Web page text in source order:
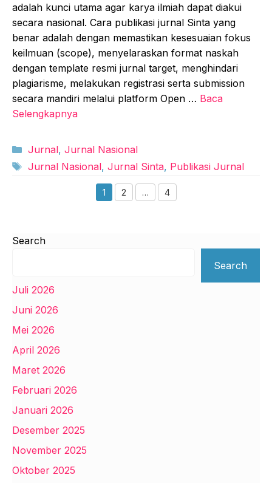
adalah kunci utama agar karya ilmiah dapat diakui
secara nasional. Cara publikasi jurnal Sinta yang
benar adalah dengan memastikan kesesuaian fokus
keilmuan (scope), menyelaraskan format naskah
dengan template resmi jurnal target, menghindari
plagiarisme, melakukan registrasi serta submission
secara mandiri melalui platform Open … Baca
Selengkapnya
Kategori
Jurnal, Jurnal Nasional
Tag
Jurnal Nasional, Jurnal Sinta, Publikasi Jurnal
Halaman
1 Halaman
2 … 4
Search
Search
Juli 2026
Juni 2026
Mei 2026
April 2026
Maret 2026
Februari 2026
Januari 2026
Desember 2025
November 2025
Oktober 2025